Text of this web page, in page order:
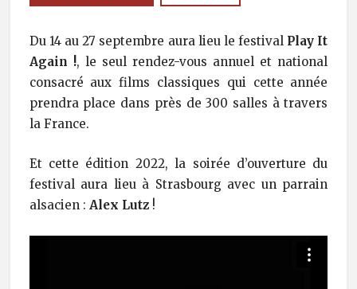
Du 14 au 27 septembre aura lieu le festival Play It
Again !, le seul rendez-vous annuel et national
consacré aux films classiques qui cette année
prendra place dans près de 300 salles à travers
la France.
Et cette édition 2022, la soirée d’ouverture du
festival aura lieu à Strasbourg avec un parrain
alsacien : Alex Lutz!